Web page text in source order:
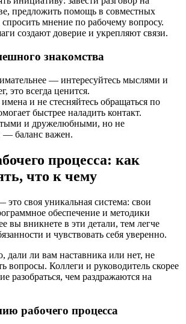
предложить помощь в совместных
спросить мнение по рабочему вопросу.
создают доверие и укрепляют связи.
знакомства
— интересуйтесь мыслями и
это всегда ценится.
и не стесняйтесь обращаться по
быстрее наладить контакт.
и дружелюбными, но не
— баланс важен.
процесса: как
что к чему
своя уникальная система: свои
обеспечение и методики
вы вникнете в эти детали, тем легче
и чувствовать себя уверенно.
дали ли вам наставника или нет, не
вопросы. Коллеги и руководитель скорее
разобраться, чем раздражаются на
рабочего процесса